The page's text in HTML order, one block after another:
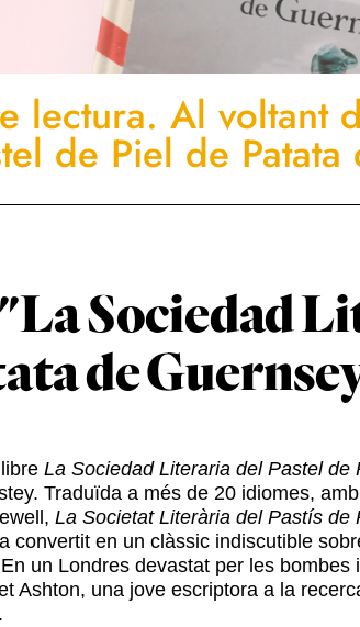
lectura. Al voltant
de Piel de
Sociedad
de
La Sociedad Literaria del Pastel de
Traduïda a més de 20 idiomes,
La Societat Literària del Pastís de
convertit en un clàssic indiscutible
un Londres devastat per les
Ashton, una jove escriptora a la